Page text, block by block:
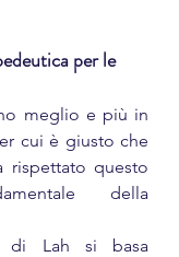
per le
meglio e più in
cui è giusto che
rispettato questo
di Lah si basa